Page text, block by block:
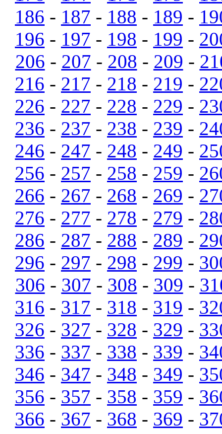
186 - 187 - 188 - 189 -
196 - 197 - 198 - 199 -
206 - 207 - 208 - 209 -
216 - 217 - 218 - 219 -
226 - 227 - 228 - 229 -
236 - 237 - 238 - 239 -
246 - 247 - 248 - 249 -
256 - 257 - 258 - 259 -
266 - 267 - 268 - 269 -
276 - 277 - 278 - 279 -
286 - 287 - 288 - 289 -
296 - 297 - 298 - 299 -
306 - 307 - 308 - 309 -
316 - 317 - 318 - 319 -
326 - 327 - 328 - 329 -
336 - 337 - 338 - 339 -
346 - 347 - 348 - 349 -
356 - 357 - 358 - 359 -
366 - 367 - 368 - 369 -